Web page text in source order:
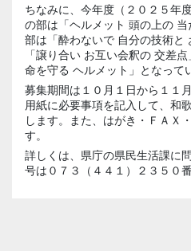
ちなみに、今年度（２０２５年
の部は「ヘルメット 頭の上の
部は「酔わないで 自分の技術と
「譲り合い お互い会釈の 交差点
命を守る ヘルメット」となって
募集期間は１０月１日から１１
用紙に必要事項を記入して、和
します。また、はがき・ＦＡＸ
す。
詳しくは、県庁の県民生活課に
号は０７３（４４１）２３５０番